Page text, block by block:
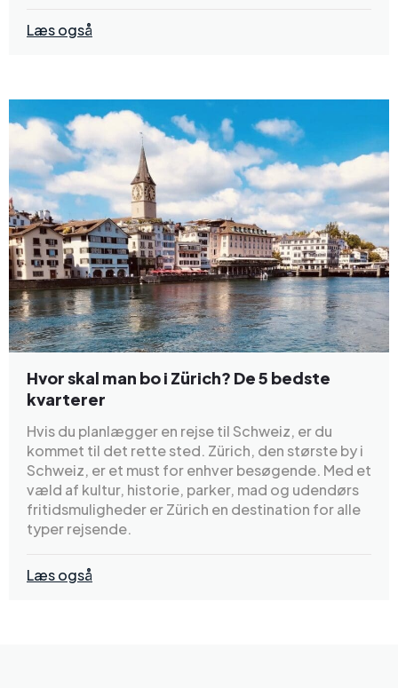
Læs også
Hvor skal man bo i Zürich? De 5 bedste
kvarterer
Hvis du planlægger en rejse til Schweiz, er du
kommet til det rette sted. Zürich, den største by i
Schweiz, er et must for enhver besøgende. Med et
væld af kultur, historie, parker, mad og udendørs
fritidsmuligheder er Zürich en destination for alle
typer rejsende.
Læs også